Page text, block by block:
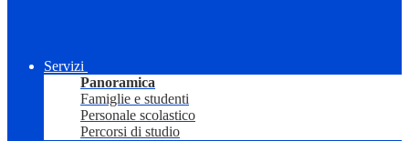
Servizi
Panoramica
Famiglie e studenti
Personale scolastico
Percorsi di studio